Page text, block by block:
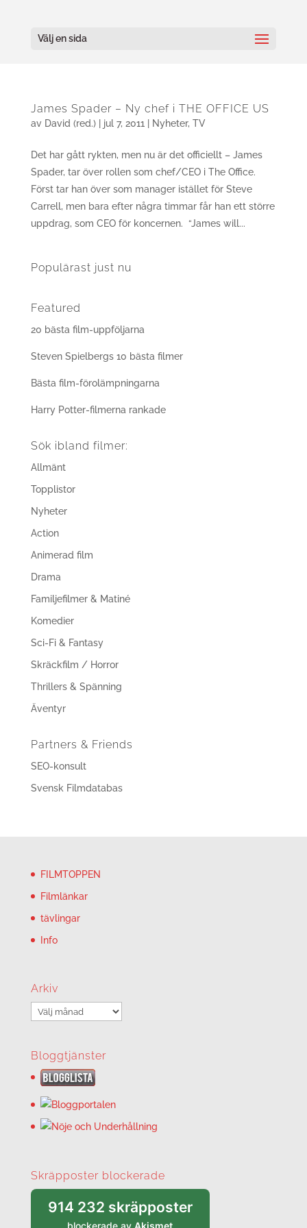
Välj en sida
James Spader – Ny chef i THE OFFICE US
av David (red.)| jul 7, 2011 Nyheter, TV
Det har gått rykten, men nu är det officiellt – James
Spader, tar över rollen som chef/CEO i The Office.
Först tar han över som manager istället för Steve
Carrell, men bara efter några timmar får han ett större
uppdrag, som CEO för koncernen. “James will...
Populärast just nu
Featured
20 bästa film-uppföljarna
Steven Spielbergs 10 bästa filmer
Bästa film-förolämpningarna
Harry Potter-filmerna rankade
Sök ibland filmer:
Allmänt
Topplistor
Nyheter
Action
Animerad film
Drama
Familjefilmer & Matiné
Komedier
Sci-Fi & Fantasy
Skräckfilm / Horror
Thrillers & Spänning
Äventyr
Partners & Friends
SEO-konsult
Svensk Filmdatabas
FILMTOPPEN
Filmlänkar
tävlingar
Info
Arkiv
Arkiv
Bloggtjänster
Skräpposter blockerade
914 232 skräpposter
blockerade av Akismet